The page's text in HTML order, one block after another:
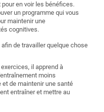
en voir les bénéfices.
un programme qui vous
maintenir une
cognitives.
de travailler quelque chose
il apprend à
moins
de maintenir une santé
entraîner et mettre au